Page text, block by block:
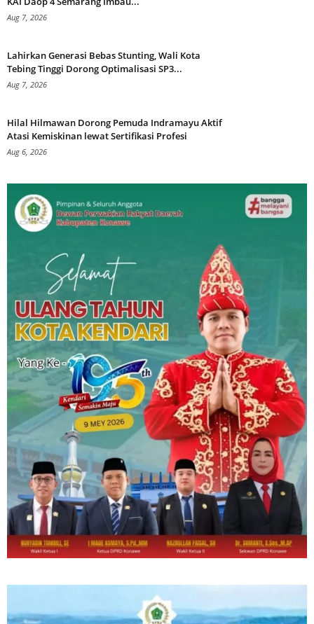
Aug 7, 2026
Lahirkan Generasi Bebas Stunting, Wali Kota
Tebing Tinggi Dorong Optimalisasi SP3...
Aug 7, 2026
Hilal Hilmawan Dorong Pemuda Indramayu Aktif
Atasi Kemiskinan lewat Sertifikasi Profesi
Aug 6, 2026